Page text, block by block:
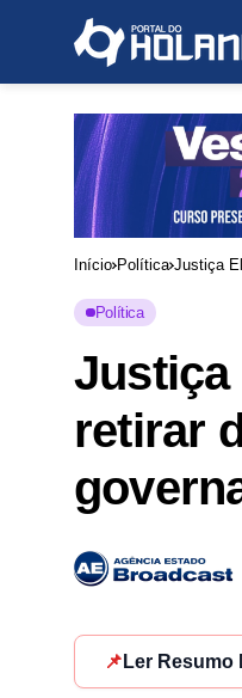
Início Política Justiça
Política
Justiça
retirar
📌 Ler Resumo